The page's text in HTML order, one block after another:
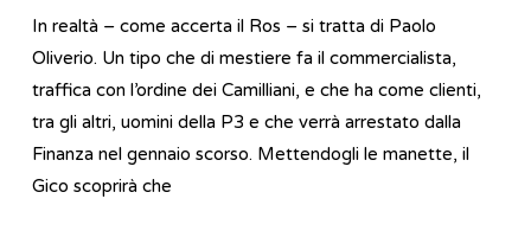
In realtà – come accerta il Ros – si tratta di Paolo
Oliverio. Un tipo che di mestiere fa il commercialista,
traffica con l’ordine dei Camilliani, e che ha come clienti,
tra gli altri, uomini della P3 e che verrà arrestato dalla
Finanza nel gennaio scorso. Mettendogli le manette, il
Gico scoprirà che